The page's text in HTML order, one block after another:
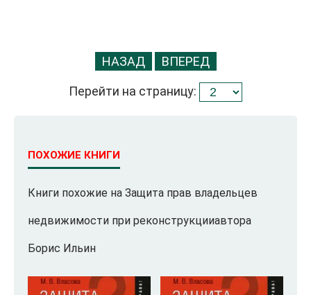
НАЗАД ВПЕРЕД
Перейти на страницу:
ПОХОЖИЕ КНИГИ
Книги похожие на Защита прав владельцев
недвижимости при реконструкцииавтора
Борис Ильин